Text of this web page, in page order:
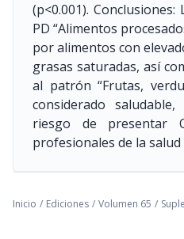
(p<0.001).
PD “Alimentos
por alimentos con
grasas saturadas, así
al patrón “Frutas,
considerado
riesgo de presentar
profesionales de la
Inicio / Ediciones / Volumen 65 /